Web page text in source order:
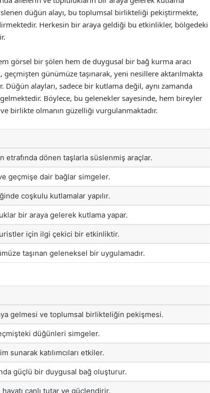
düğün alayı, bu toplumsal birlikteliği pekiştirmekte,
Herkesin bir araya geldiği bu etkinlikler, bölgedeki
görsel bir şölen hem de duygusal bir bağ kurma aracı
günümüze taşınarak, yeni nesillere aktarılmakta
Düğün alayları, sadece bir kutlama değil, aynı zamanda
Böylece, bu gelenekler sayesinde, hem bireyler
birlikte olmanın güzelliği vurgulanmaktadır.
etrafında dönen taşlarla süslenmiş araçlar.
geçmişe dair bağlar simgeler.
coşkulu kutlamalar yapılır.
bir araya gelerek kutlama yapar.
için ilgi çekici bir etkinliktir.
taşınan geleneksel bir uygulamadır.
gelmesi ve toplumsal birlikteliğin pekişmesi.
düğünleri simgeler.
sunarak katılımcıları etkiler.
güçlü bir duygusal bağ oluşturur.
canlı tutar ve güçlendirir.